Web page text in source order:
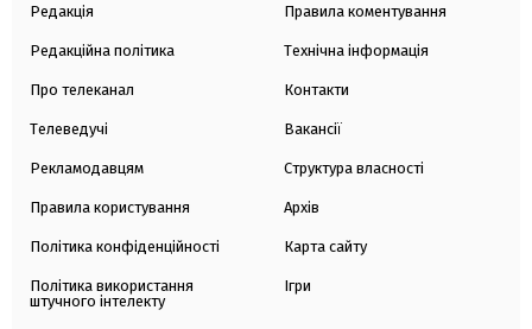
Редакція
Редакційна політика
Про телеканал
Телеведучі
Рекламодавцям
Правила користування
Політика конфіденційності
Політика використання
штучного інтелекту
Правила коментування
Технічна інформація
Контакти
Вакансії
Структура власності
Архів
Карта сайту
Ігри